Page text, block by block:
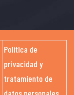
Política de
privacidad y
tratamiento de